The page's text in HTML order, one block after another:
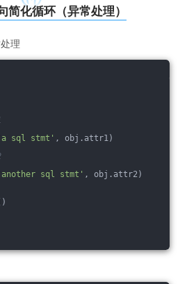
简化循环（异常处理）
理
sql stmt' , obj.attr1)
sql stmt' , obj.attr2)